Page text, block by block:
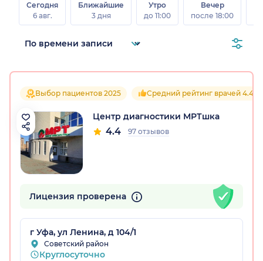
Сегодня
6 авг.
Ближайшие
3 дня
Утро
до 11:00
Вечер
после 18:00
Выбор пациентов 2025 Средний рейтинг врачей 4.4
Центр диагностики МРТшка
4.4 97 отзывов
Лицензия проверена
г Уфа, ул Ленина, д 104/1
Советский район
Круглосуточно